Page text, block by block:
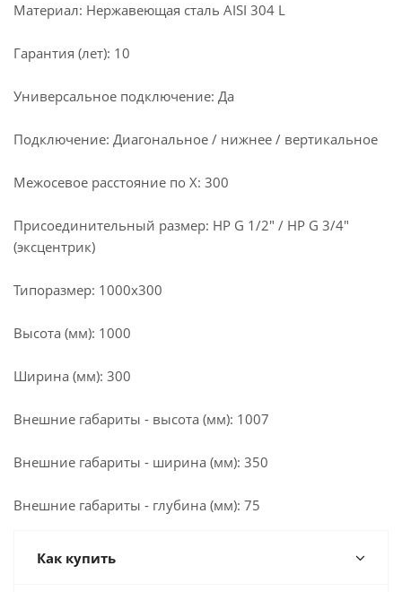
Материал: Нержавеющая сталь AISI 304 L
Гарантия (лет): 10
Универсальное подключение: Да
Подключение: Диагональное / нижнее / вертикальное
Межосевое расстояние по X: 300
Присоединительный размер: НР G 1/2" / НР G 3/4"
(эксцентрик)
Типоразмер: 1000x300
Высота (мм): 1000
Ширина (мм): 300
Внешние габариты - высота (мм): 1007
Внешние габариты - ширина (мм): 350
Внешние габариты - глубина (мм): 75
Как купить